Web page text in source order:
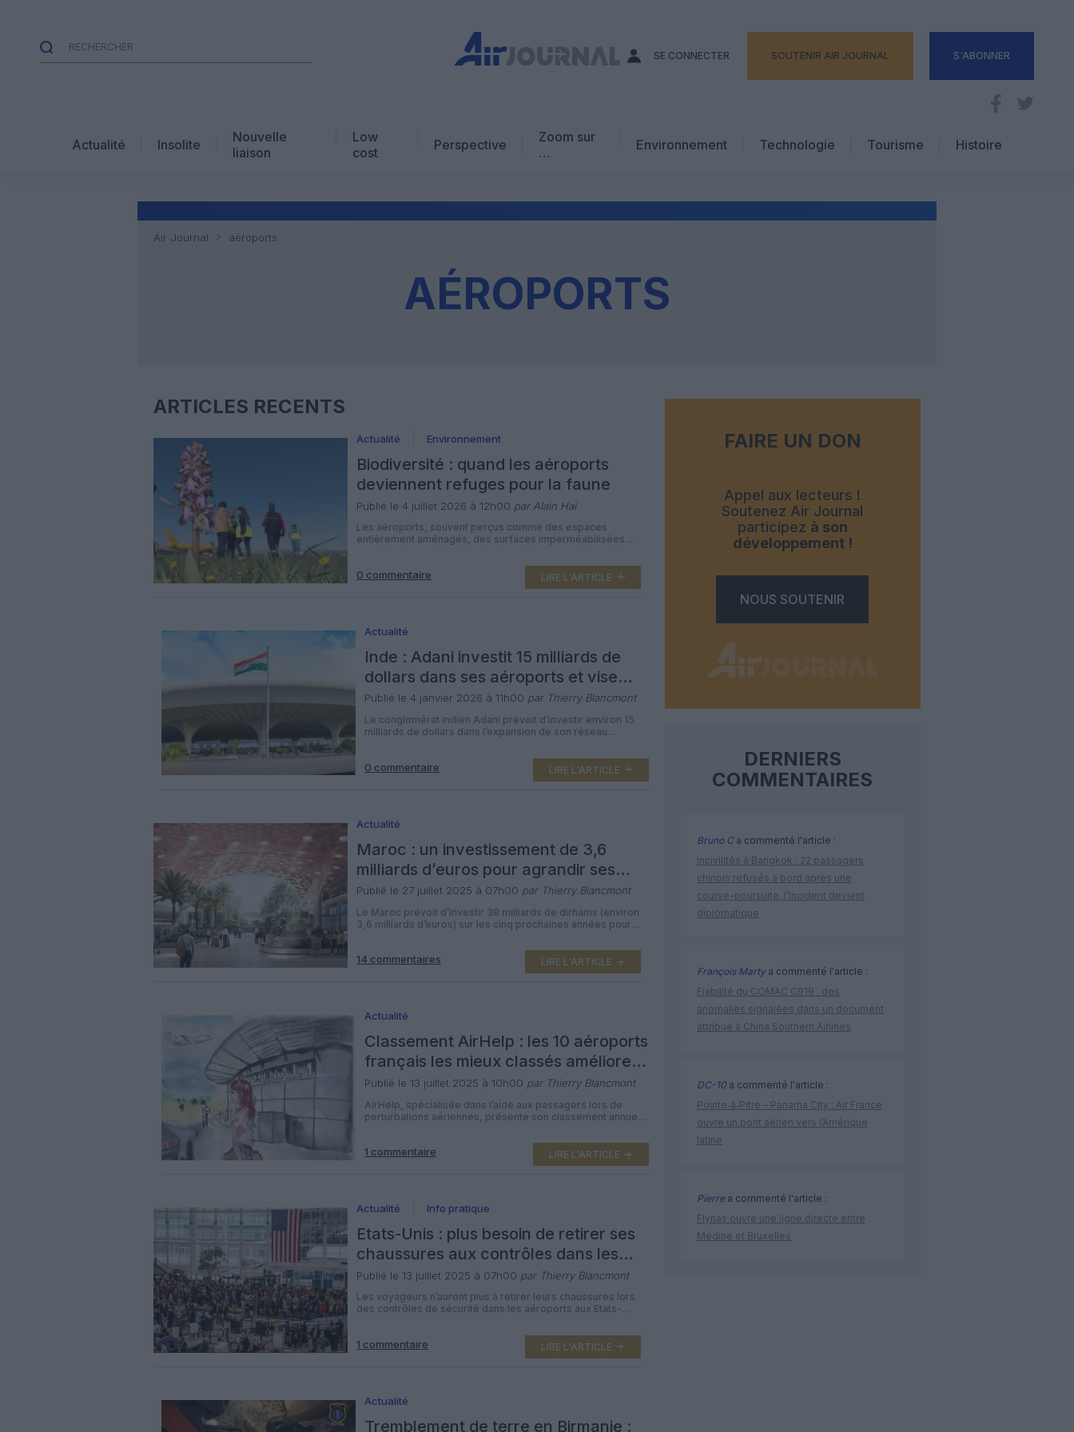
SE CONNECTER SOUTENIR AIR JOURNAL S'ABONNER
Actualité Insolite
Nouvelle
liaison
Low
cost
Perspective
Zoom sur
…
Vidéo
Environnement Technologie
Tourisme
Hôtellerie
Histoire
Air Journal aéroports
AÉROPORTS
ARTICLES RÉCENTS
Actualité Environnement
Biodiversité : quand les aéroports
deviennent refuges pour la faune
Publié le 4 juillet 2026 à 12h00 par Alain Hai
Les aéroports, souvent perçus comme des espaces
entièrement aménagés, des surfaces imperméabilisées et
nuancée. Derrière les pistes et les terminaux, ces
infrastructures abritent une biodiversité insoupçonnée,
portée par de vastes prairies et des zones peu urbanisées.
0 commentaire LIRE L'ARTICLE
Actualité
Inde : Adani investit 15 milliards de
dollars dans ses aéroports et vise
200 millions de passagers d’ici 2030
Publié le 4 janvier 2026 à 11h00 par Thierry Blancmont
Le conglomérat indien Adani prévoit d’investir environ 15
milliards de dollars dans l’expansion de son réseau
plan accompagne l’essor rapide du trafic aérien, tiré par
une population de 1,4 milliard d’habitants et la montée en
0 commentaire LIRE L'ARTICLE
Actualité
Maroc : un investissement de 3,6
milliards d’euros pour agrandir ses
aéroports
Publié le 27 juillet 2025 à 07h00 par Thierry Blancmont
Le Maroc prévoit d’investir 38 milliards de dirhams (environ
3,6 milliards d’euros) sur les cinq prochaines années pour
Coupe du monde de football 2030, co-organisée avec
l’Espagne et le Portugal. Cet investissement s’inscrit dans la
volonté du pays de moderniser ses infrastructures de
14 commentaires LIRE L'ARTICLE
Actualité
Classement AirHelp : les 10 aéroports
français les mieux classés améliorent
leur position en 2025
Publié le 13 juillet 2025 à 10h00 par Thierry Blancmont
AirHelp, spécialisée dans l’aide aux passagers lors de
perturbations aériennes, présente son classement annuel
ponctualité et leur niveau de service. Pour ce classement,
AirHelp prend en compte la ponctualité (60%), les
commentaires des usagers (20%) et la qualité des espaces
1 commentaire LIRE L'ARTICLE
Actualité Info pratique
Etats-Unis : plus besoin de retirer ses
chaussures aux contrôles dans les
aéroports
Publié le 13 juillet 2025 à 07h00 par Thierry Blancmont
Les voyageurs n’auront plus à retirer leurs chaussures lors
des contrôles de sécurité dans les aéroports aux Etats-
des aéroports aux États-Unis ne seront plus tenus
d’enlever leurs chaussures lors du passage aux contrôles
de sécurité. Cette mesure, instaurée en 2006 à la suite
1 commentaire LIRE L'ARTICLE
Actualité
Tremblement de terre en Birmanie :
FAIRE UN DON
Appel aux lecteurs !
Soutenez Air Journal
participez à son
développement !
NOUS SOUTENIR
DERNIERS
COMMENTAIRES
Bruno Ca commenté l'article :
Incivilités à Bangkok : 22 passagers
chinois refusés à bord après une
course-poursuite, l’incident devient
diplomatique
François Martya commenté l'article :
Fiabilité du COMAC C919 : des
anomalies signalées dans un document
attribué à China Southern Airlines
DC-10 a commenté l'article :
Pointe‑à‑Pitre – Panama City : Air France
ouvre un pont aérien vers l’Amérique
latine
Pierrea commenté l'article :
Flynas ouvre une ligne directe entre
Médine et Bruxelles